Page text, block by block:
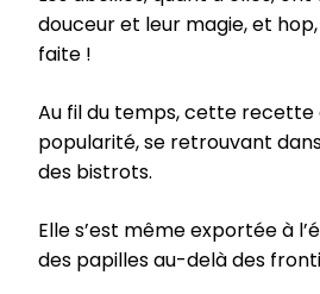
douceur et leur magie, et
faite !
Au fil du temps, cette recette
popularité, se retrouvant
des bistrots.
Elle s’est même exportée à
des papilles au-delà des